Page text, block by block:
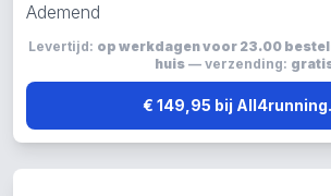
Ademend
Levertijd: op werkdagen voor 23.00
huis— verzending:
€ 149,95 bij